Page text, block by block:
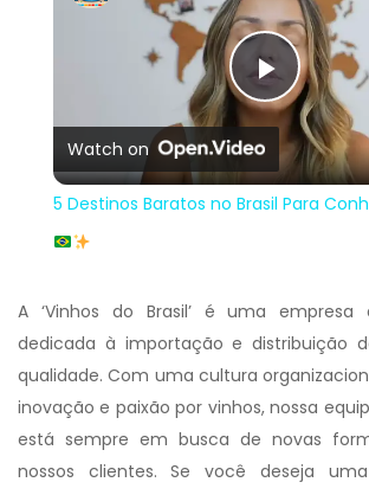
Play
Video
Watch on
5 Destinos Baratos no Brasil Para
A ‘Vinhos do Brasil’ é uma
dedicada à importação e distribuição
qualidade. Com uma cultura
inovação e paixão por vinhos, nossa
está sempre em busca de novas
nossos clientes. Se você deseja